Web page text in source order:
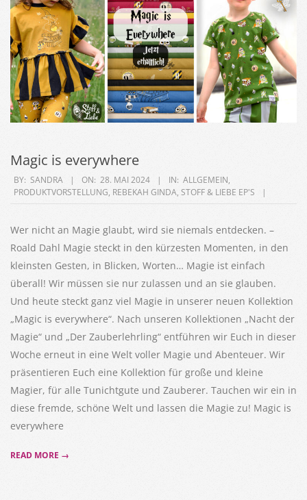
Magic is everywhere
2024-
05-
BY: SANDRA ON: 28. MAI 2024 IN: ALLGEMEIN,
PRODUKTVORSTELLUNG, REBEKAH GINDA, STOFF & LIEBE EP'S
Wer nicht an Magie glaubt, wird sie niemals entdecken. –
Roald Dahl Magie steckt in den kürzesten Momenten, in den
kleinsten Gesten, in Blicken, Worten… Magie ist einfach
überall! Wir müssen sie nur zulassen und an sie glauben.
Und heute steckt ganz viel Magie in unserer neuen Kollektion
„Magic is everywhere“. Nach unseren Kollektionen „Nacht der
Magie“ und „Der Zauberlehrling“ entführen wir Euch in dieser
Woche erneut in eine Welt voller Magie und Abenteuer. Wir
präsentieren Euch eine Kollektion für große und kleine
Magier, für alle Tunichtgute und Zauberer. Tauchen wir ein in
diese fremde, schöne Welt und lassen die Magie zu! Magic is
everywhere
READ MORE →